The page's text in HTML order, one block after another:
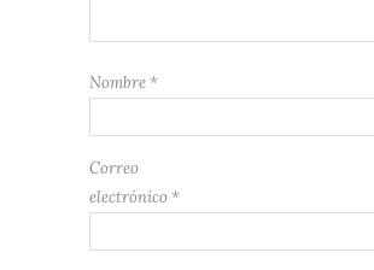
Nombre *
Correo
electrónico *